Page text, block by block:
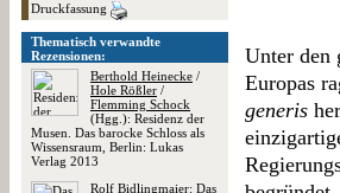
Druckfassung
Thematisch verwandte
Rezensionen:
Berthold Heinecke /
Hole Rößler /
Flemming Schock
(Hgg.): Residenz der
Musen. Das barocke Schloss als
Wissensraum, Berlin: Lukas
Verlag 2013
Rolf Bidlingmaier: Das
Unter den
Europas
generis